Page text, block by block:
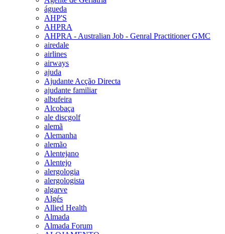
águeda
AHP'S
AHPRA
AHPRA - Australian Job - Genral Practitioner GMC
airedale
airlines
airways
ajuda
Ajudante Acção Directa
ajudante familiar
albufeira
Alcobaça
ale discgolf
alemã
Alemanha
alemão
Alentejano
Alentejo
alergologia
alergologista
algarve
Algés
Allied Health
Almada
Almada Forum